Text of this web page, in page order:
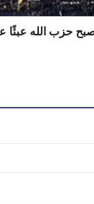
حزب الله عبئًا